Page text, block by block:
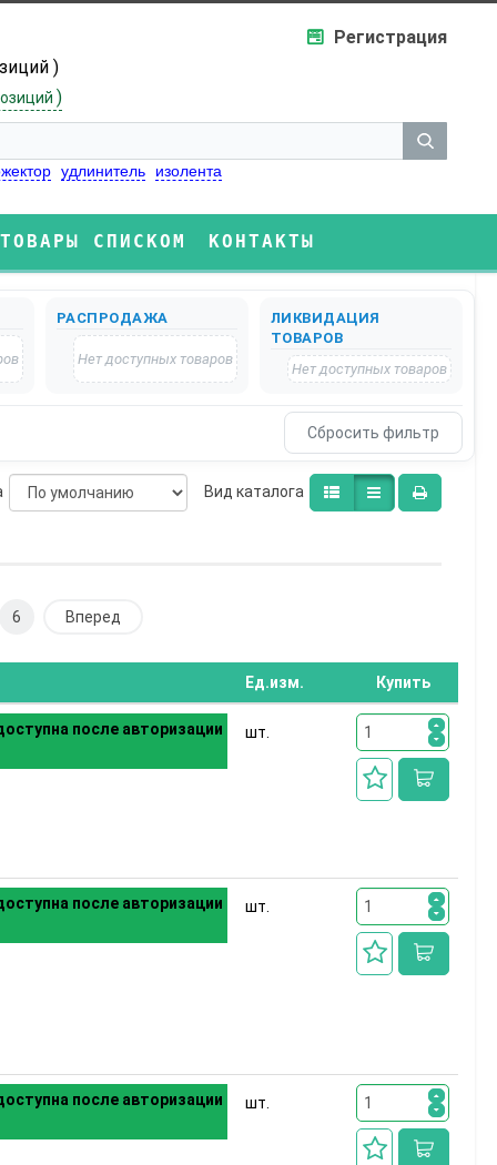
Регистрация
)
)
удлинитель изолента
ТОВАРЫ СПИСКОМ КОНТАКТЫ
РАСПРОДАЖА
Нет доступных товаров
ЛИКВИДАЦИЯ
ТОВАРОВ
Нет доступных товаров
Bид каталога
6 Вперед
Ед.изм. Купить
после авторизации шт.
после авторизации шт.
после авторизации шт.